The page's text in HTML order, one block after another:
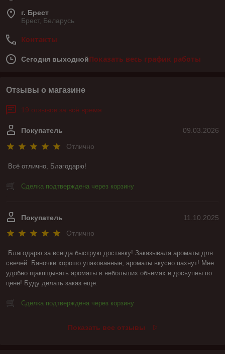
г. Брест
Брест, Беларусь
Контакты
Сегодня выходнойПоказать весь график работы
Отзывы о магазине
19 отзывов за всё время
09.03.2026
Покупатель
Отлично
Всё отлично, Благодарю!
Сделка подтверждена через корзину
11.10.2025
Покупатель
Отлично
Благодарю за всегда быструю доставку! Заказывала ароматы для
свечей. Баночки хорошо упакованные, ароматы вкусно пахнут! Мне
удобно щакпщывать ароматы в небольших обьемах и досьупны по
цене! Буду делать заказ еще.
Сделка подтверждена через корзину
Показать все отзывы